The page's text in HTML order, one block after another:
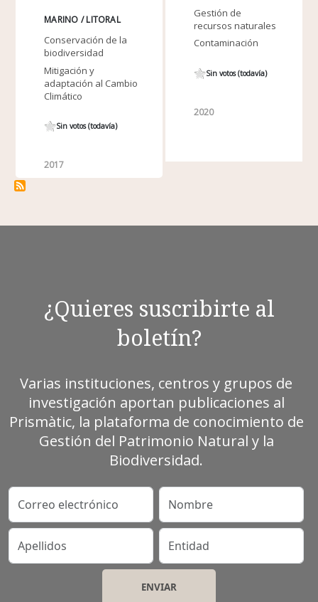
MARINO / LITORAL
Conservación de la
biodiversidad
Mitigación y
adaptación al Cambio
Climático
Sin votos (todavía)
2017
Gestión de
recursos naturales
Contaminación
Sin votos (todavía)
2020
¿Quieres suscribirte al
boletín?
Varias instituciones, centros y grupos de
investigación aportan publicaciones al
Prismàtic, la plataforma de conocimiento de
Gestión del Patrimonio Natural y la
Biodiversidad.
Correo electrónico Nombre
Apellidos Entidad